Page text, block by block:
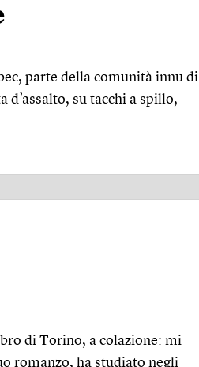
parte della comunità innu di
d’assalto, su tacchi a spillo,
di Torino, a colazione: mi
romanzo, ha studiato negli